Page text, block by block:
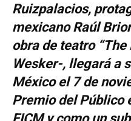
Ruizpalacios,
mexicano Raúl
obra de teatro
Wesker-, llegará a
México el 7 de
Premio del Público